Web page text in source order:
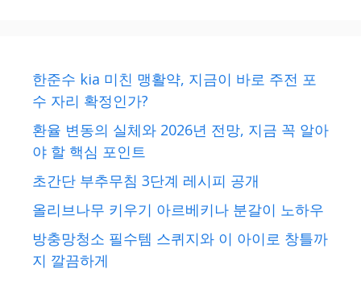
한준수 kia 미친 맹활약, 지금이 바로 주전 포
수 자리 확정인가?
환율 변동의 실체와 2026년 전망, 지금 꼭 알아
야 할 핵심 포인트
초간단 부추무침 3단계 레시피 공개
올리브나무 키우기 아르베키나 분갈이 노하우
방충망청소 필수템 스퀴지와 이 아이로 창틀까
지 깔끔하게